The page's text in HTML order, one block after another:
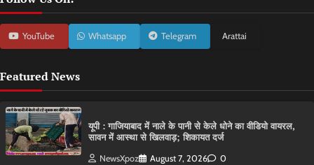
YouTube Whatsapp Telegram Arattai
Featured News
यूपी : गाजियाबाद में नाले के पानी से केले धोने का वीडियो वायरल,
सावन में आस्था से खिलवाड़; शिकायत दर्ज
NewsXpoz August 7, 2026 0